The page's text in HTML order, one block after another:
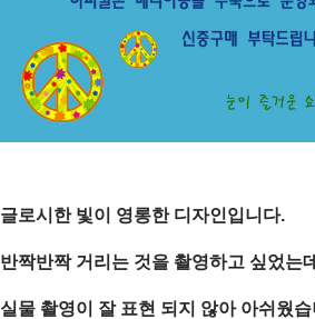
글로시한 빛이 영롱한 디자인입니다.
반짝반짝 거리는 것을 촬영하고 싶었는데
실물 촬영이 잘 표현 되지 않아 아쉬웠